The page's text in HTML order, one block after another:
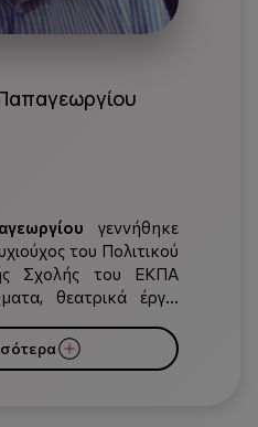
γεννήθηκε
του Πολιτικού
Σχολής του ΕΚΠΑ
θεατρικά έργα,
και κυπριολογικές
με τους